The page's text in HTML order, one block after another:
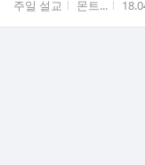
게시판명
주일 설교 작성자
몬트... 작